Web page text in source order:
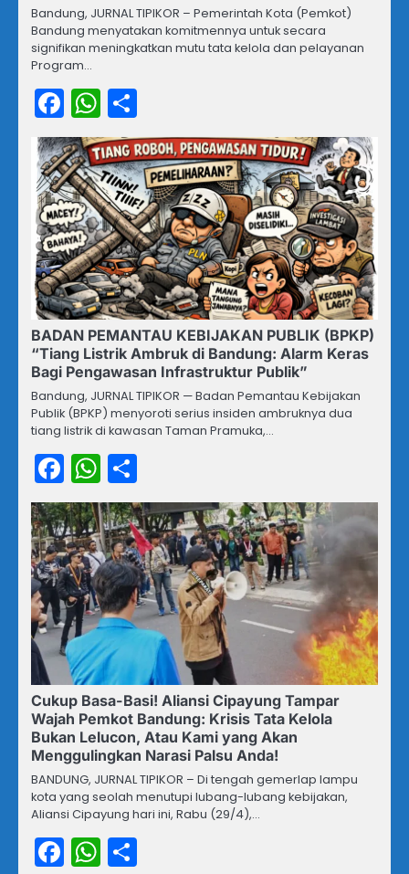
Bandung, JURNAL TIPIKOR – Pemerintah Kota (Pemkot)
Bandung menyatakan komitmennya untuk secara
signifikan meningkatkan mutu tata kelola dan pelayanan
Program…
Facebook
WhatsApp
BADAN PEMANTAU KEBIJAKAN PUBLIK (BPKP)
“Tiang Listrik Ambruk di Bandung: Alarm Keras
Bagi Pengawasan Infrastruktur Publik”
Bandung, JURNAL TIPIKOR — Badan Pemantau Kebijakan
Publik (BPKP) menyoroti serius insiden ambruknya dua
tiang listrik di kawasan Taman Pramuka,…
Facebook
WhatsApp
Cukup Basa-Basi! Aliansi Cipayung Tampar
Wajah Pemkot Bandung: Krisis Tata Kelola
Bukan Lelucon, Atau Kami yang Akan
Menggulingkan Narasi Palsu Anda!
BANDUNG, JURNAL TIPIKOR – Di tengah gemerlap lampu
kota yang seolah menutupi lubang-lubang kebijakan,
Aliansi Cipayung hari ini, Rabu (29/4),…
Facebook
WhatsApp